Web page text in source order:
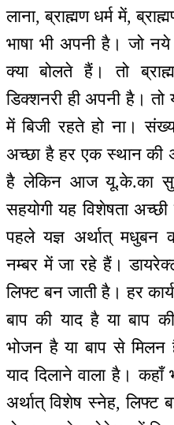
लाना, ब्राह्मण धर्म में,
भाषा भी अपनी है। जो
क्या बोलते हैं। तो
डिक्शनरी ही अपनी है।
में बिजी रहते हो ना।
अच्छा है हर एक स्थान की
है लेकिन आज यू.के.का
सहयोगी यह विशेषता
पहले यज्ञ अर्थात् मधुबन
नम्बर में जा रहे हैं।
लिफ्ट बन जाती है। हर
बाप की याद है या बाप
भोजन है या बाप से
याद दिलाने वाला है।
अर्थात् विशेष स्नेह,